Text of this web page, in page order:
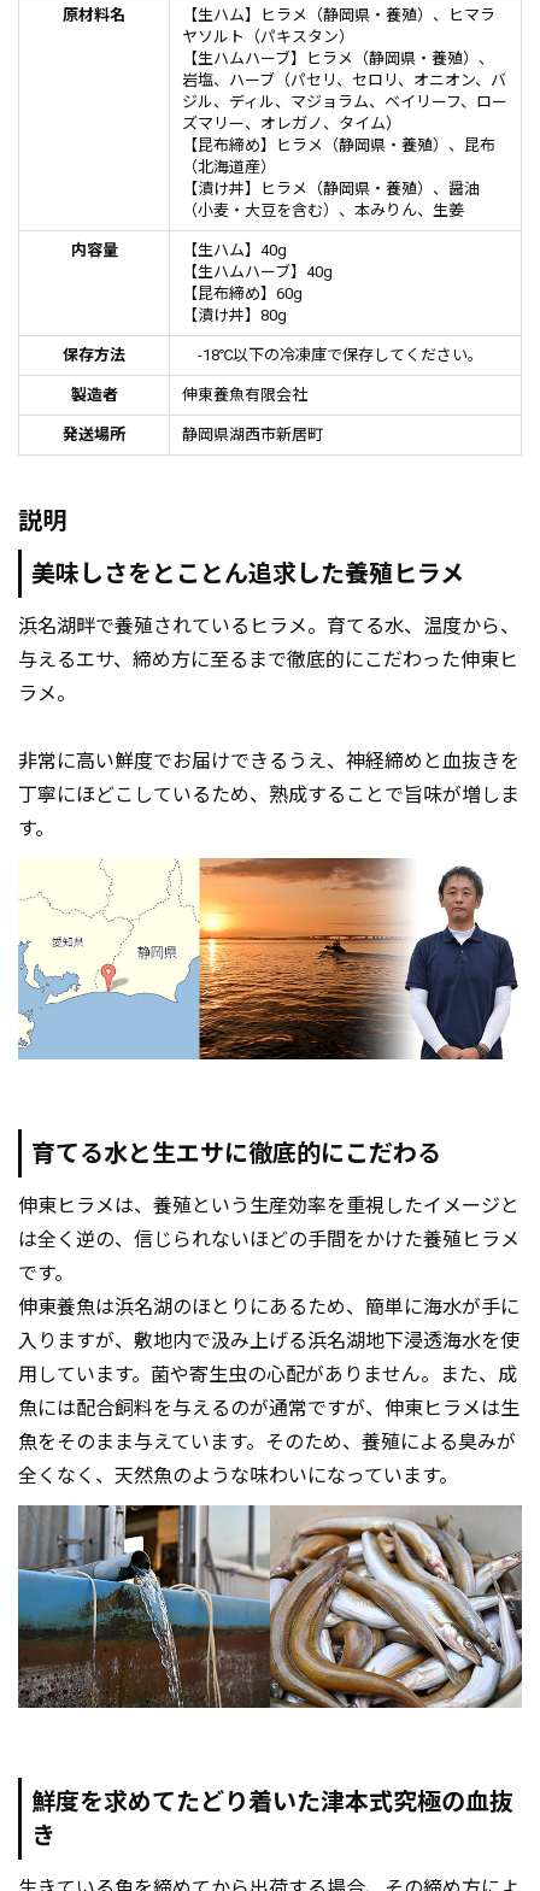
原材料名
【生ハム】ヒラメ（静岡県・養殖）、ヒマラ
ヤソルト（パキスタン）
【生ハムハーブ】ヒラメ（静岡県・養殖）、
岩塩、ハーブ（パセリ、セロリ、オニオン、バ
ジル、ディル、マジョラム、ベイリーフ、ロー
ズマリー、オレガノ、タイム）
【昆布締め】ヒラメ（静岡県・養殖）、昆布
（北海道産）
【漬け丼】ヒラメ（静岡県・養殖）、醤油
（小麦・大豆を含む）、本みりん、生姜
内容量
【生ハム】40g
【生ハムハーブ】40g
【昆布締め】60g
【漬け丼】80g
保存方法 -18℃以下の冷凍庫で保存してください。
製造者 伸東養魚有限会社
発送場所 静岡県湖西市新居町
説明
美味しさをとことん追求した養殖ヒラメ
浜名湖畔で養殖されているヒラメ。育てる水、温度から、
与えるエサ、締め方に至るまで徹底的にこだわった伸東ヒ
ラメ。
非常に高い鮮度でお届けできるうえ、神経締めと血抜きを
丁寧にほどこしているため、熟成することで旨味が増しま
す。
育てる水と生エサに徹底的にこだわる
伸東ヒラメは、養殖という生産効率を重視したイメージと
は全く逆の、信じられないほどの手間をかけた養殖ヒラメ
です。
伸東養魚は浜名湖のほとりにあるため、簡単に海水が手に
入りますが、敷地内で汲み上げる浜名湖地下浸透海水を使
用しています。菌や寄生虫の心配がありません。また、成
魚には配合飼料を与えるのが通常ですが、伸東ヒラメは生
魚をそのまま与えています。そのため、養殖による臭みが
全くなく、天然魚のような味わいになっています。
鮮度を求めてたどり着いた津本式究極の血抜
き